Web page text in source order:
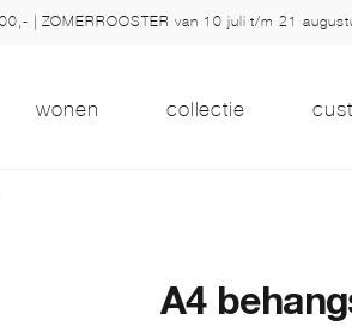
| ZOMERROOSTER van 10 juli t/m 21
wonen collectie
A4